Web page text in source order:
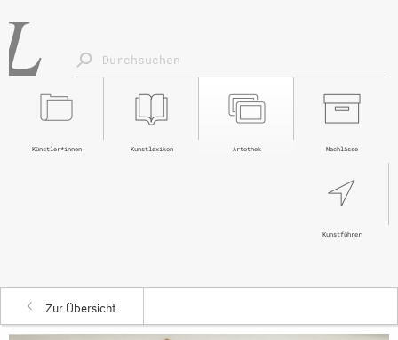
Nachlässe
Artothek
Kunstlexikon
Künstler*innen
Kunstführer
Zur Übersicht